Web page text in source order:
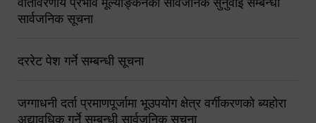
वातावरणीय प्रभाव मूल्याङ्कनको सार्वजनिक सुनुवाई सम्बन्धी
सार्वजनिक सूचना
दररेट पेश गर्ने सम्बन्धी सूचना
जग्गाधनी दर्ता प्रमाणपूर्जामा भूउपयोग क्षेत्र वर्गीकरणको ब्यहोरा
अद्यावधिक गर्ने सम्बन्धी सार्वजनिक सूचना